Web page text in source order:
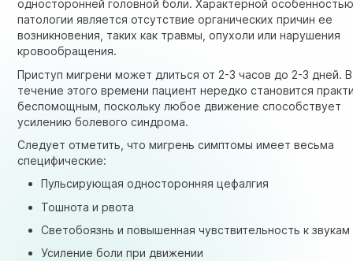
односторонней головной боли. Характерной
патологии является отсутствие органических причин ее
возникновения, таких как травмы, опухоли или нарушения
кровообращения.
Приступ мигрени может длиться от 2-3 часов до 2-3 дней. В
течение этого времени пациент нередко становится
беспомощным, поскольку любое движение способствует
усилению болевого синдрома.
Следует отметить, что мигрень симптомы имеет весьма
специфические:
Пульсирующая односторонняя цефалгия
Тошнота и рвота
Светобоязнь и повышенная чувствительность к звукам
Усиление боли при движении